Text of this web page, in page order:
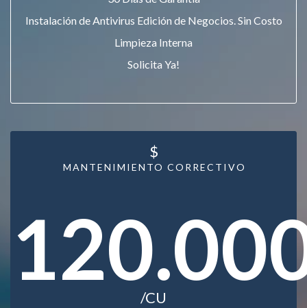
Instalación de Antivirus Edición de Negocios. Sin Costo
Limpieza Interna
Solicita Ya!
MANTENIMIENTO CORRECTIVO
$
/CU